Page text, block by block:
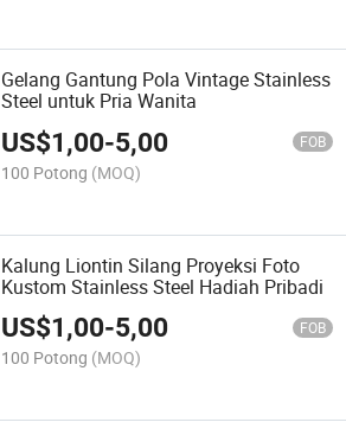
Gelang Gantung Pola Vintage Stainless
Steel untuk Pria Wanita
US$1,00-5,00 FOB
100 Potong (MOQ)
Kalung Liontin Silang Proyeksi Foto
Kustom Stainless Steel Hadiah Pribadi
US$1,00-5,00 FOB
100 Potong (MOQ)